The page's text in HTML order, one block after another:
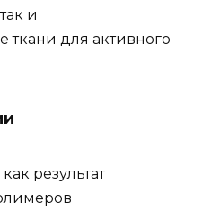
и
для активного
результат